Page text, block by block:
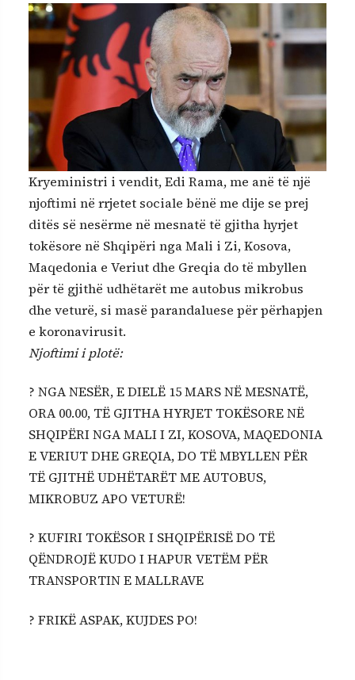
Kryeministri i vendit, Edi Rama, me anë të një
njoftimi në rrjetet sociale bënë me dije se prej
ditës së nesërme në mesnatë të gjitha hyrjet
tokësore në Shqipëri nga Mali i Zi, Kosova,
Maqedonia e Veriut dhe Greqia do të mbyllen
për të gjithë udhëtarët me autobus mikrobus
dhe veturë, si masë parandaluese për përhapjen
e koronavirusit.
Njoftimi i plotë:
? NGA NESËR, E DIELË 15 MARS NË MESNATË,
ORA 00.00, TË GJITHA HYRJET TOKËSORE NË
SHQIPËRI NGA MALI I ZI, KOSOVA, MAQEDONIA
E VERIUT DHE GREQIA, DO TË MBYLLEN PËR
TË GJITHË UDHËTARËT ME AUTOBUS,
MIKROBUZ APO VETURË!
? KUFIRI TOKËSOR I SHQIPËRISË DO TË
QËNDROJË KUDO I HAPUR VETËM PËR
TRANSPORTIN E MALLRAVE
? FRIKË ASPAK, KUJDES PO!